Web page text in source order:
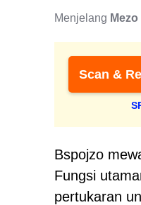
Menjelang Mezo
Scan &
Bspojzo
Fungsi
pertukaran